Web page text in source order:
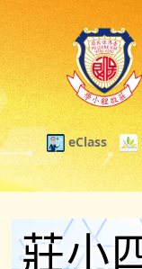
eClass
莊小